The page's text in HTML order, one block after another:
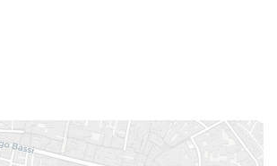
Si sente invisibile. Tiene il
Lo incontriamo nei centri
treni regionali, alle fermate
spaventa. Invochiamo lo Stato, la